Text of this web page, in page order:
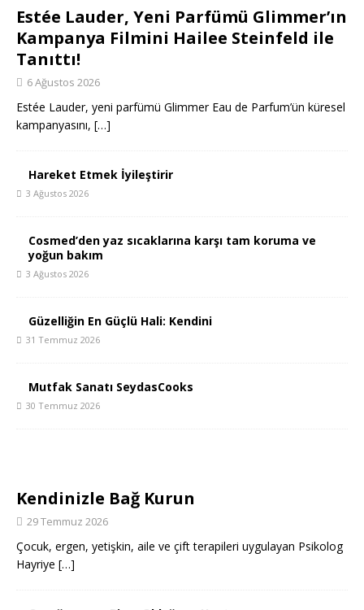
Estée Lauder, Yeni Parfümü Glimmer’ın
Kampanya Filmini Hailee Steinfeld ile
Tanıttı!
6 Ağustos 2026
Estée Lauder, yeni parfümü Glimmer Eau de Parfum’ün küresel
kampanyasını, […]
Hareket Etmek İyileştirir
3 Ağustos 2026
Cosmed’den yaz sıcaklarına karşı tam koruma ve
yoğun bakım
3 Ağustos 2026
Güzelliğin En Güçlü Hali: Kendini
31 Temmuz 2026
Mutfak Sanatı SeydasCooks
30 Temmuz 2026
Kendinizle Bağ Kurun
29 Temmuz 2026
Çocuk, ergen, yetişkin, aile ve çift terapileri uygulayan Psikolog
Hayriye […]